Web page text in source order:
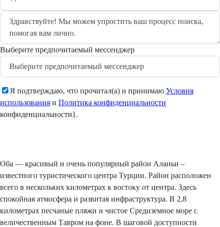
Выберите предпочитаемый мессенджер
Я подтверждаю, что прочитал(а) и принимаю Условия
использования и Политика конфиденциальности
конфиденциальности}.
Оба — красивый и очень популярный район Аланьи –
известного туристического центра Турции. Район расположен
всего в нескольких километрах к востоку от центра. Здесь
спокойная атмосфера и развитая инфраструктура. В 2,8
километрах песчаные пляжи и чистое Средиземное море с
величественным Тавром на фоне. В шаговой доступности